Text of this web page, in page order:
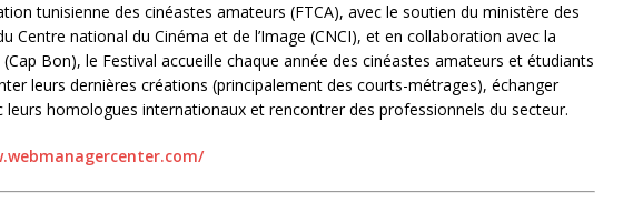
tunisienne des cinéastes amateurs (FTCA), avec le soutien du ministère des
Centre national du Cinéma et de l’Image (CNCI), et en collaboration avec la
Bon), le Festival accueille chaque année des cinéastes amateurs et étudiants
leurs dernières créations (principalement des courts-métrages), échanger
leurs homologues internationaux et rencontrer des professionnels du secteur.